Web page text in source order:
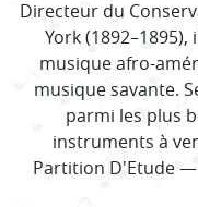
Directeur du
York
musique afro-
musique savante.
parmi les plus
instruments à
Partition D'Etude